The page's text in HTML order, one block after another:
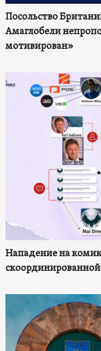
Посольство
Амаглобели
мотивирован»
Нападение на